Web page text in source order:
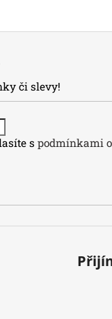
či slevy!
s podmínkami